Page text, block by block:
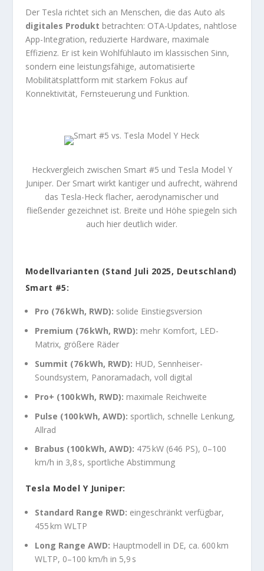
Der Tesla richtet sich an Menschen, die das Auto als
digitales Produkt betrachten: OTA-Updates, nahtlose
App-Integration, reduzierte Hardware, maximale
Effizienz. Er ist kein Wohlfühlauto im klassischen Sinn,
sondern eine leistungsfähige, automatisierte
Mobilitätsplattform mit starkem Fokus auf
Konnektivität, Fernsteuerung und Funktion.
Heckvergleich zwischen Smart #5 und Tesla Model Y
Juniper. Der Smart wirkt kantiger und aufrecht, während
das Tesla-Heck flacher, aerodynamischer und
fließender gezeichnet ist. Breite und Höhe spiegeln sich
auch hier deutlich wider.
Modellvarianten (Stand Juli 2025, Deutschland)
Smart #5:
Pro (76 kWh, RWD): solide Einstiegsversion
Premium (76 kWh, RWD): mehr Komfort, LED-
Matrix, größere Räder
Summit (76 kWh, RWD): HUD, Sennheiser-
Soundsystem, Panoramadach, voll digital
Pro+ (100 kWh, RWD): maximale Reichweite
Pulse (100 kWh, AWD): sportlich, schnelle Lenkung,
Allrad
Brabus (100 kWh, AWD): 475 kW (646 PS), 0–100
km/h in 3,8 s, sportliche Abstimmung
Tesla Model Y Juniper:
Standard Range RWD: eingeschränkt verfügbar,
455 km WLTP
Long Range AWD: Hauptmodell in DE, ca. 600 km
WLTP, 0–100 km/h in 5,9 s